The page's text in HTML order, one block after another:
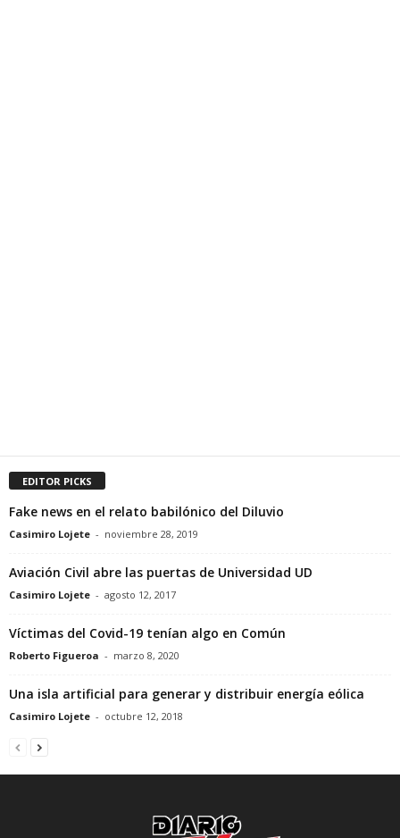
EDITOR PICKS
Fake news en el relato babilónico del Diluvio
Casimiro Lojete - noviembre 28, 2019
Aviación Civil abre las puertas de Universidad UD
Casimiro Lojete - agosto 12, 2017
Víctimas del Covid-19 tenían algo en Común
Roberto Figueroa - marzo 8, 2020
Una isla artificial para generar y distribuir energía eólica
Casimiro Lojete - octubre 12, 2018